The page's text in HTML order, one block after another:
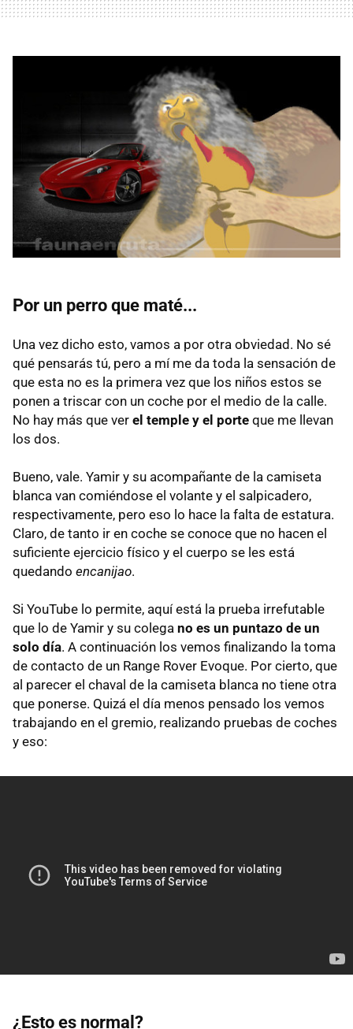
Por un perro que maté...
Una vez dicho esto, vamos a por otra obviedad. No sé
qué pensarás tú, pero a mí me da toda la sensación de
que esta no es la primera vez que los niños estos se
ponen a triscar con un coche por el medio de la calle.
No hay más que ver el temple y el porte que me llevan
los dos.
Bueno, vale. Yamir y su acompañante de la camiseta
blanca van comiéndose el volante y el salpicadero,
respectivamente, pero eso lo hace la falta de estatura.
Claro, de tanto ir en coche se conoce que no hacen el
suficiente ejercicio físico y el cuerpo se les está
quedando encanijao.
Si YouTube lo permite, aquí está la prueba irrefutable
que lo de Yamir y su colega no es un puntazo de un
solo día. A continuación los vemos finalizando la toma
de contacto de un Range Rover Evoque. Por cierto, que
al parecer el chaval de la camiseta blanca no tiene otra
que ponerse. Quizá el día menos pensado los vemos
trabajando en el gremio, realizando pruebas de coches
y eso:
¿Esto es normal?